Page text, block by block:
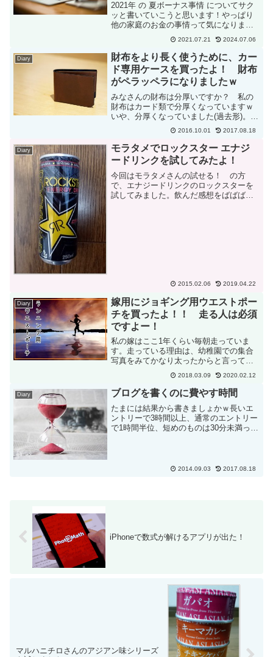
2021年 の 夏ボーナス事情 についてサク
ッと書いていこうと思います！やっぱり
他の家庭のお金の事情って気になります
もんねｗ独り身で大企業に努めていない
人や、中小企業に努めている人とかが特
に気にしているのかなと。。。大企業
や、公務員として努...
2021.07.21 2024.07.06
Diary
財布をより長く使うために、カー
ド専用ケースを買ったよ！ 財布
がペラッペラになりましたｗ
みなさんの財布は分厚いですか？ 私の
財布はカード類で分厚くなっていますｗ
いや、分厚くなっていました(過去形)。札
束で分厚くなっていれば嬉しいのです
が、カードで分厚いのはちょっと悲しか
ったりします。悲しいだけで終わればい
いのですが、無理をした...
2016.10.01 2017.08.18
Diary
モラタメでロックスター エナジ
ードリンクを試してみたよ！
今回はモラタメさんの試せる！ の方
で、エナジードリンクのロックスターを
試してみました。飲んだ感想をばばばー
2015.02.06 2019.04.22
Diary
嫁用にジョギング用ウエストポー
チを買ったよ！！ 走る人は必須
ですよー！
私の嫁はここ1年くらい毎朝走っていま
す。走っている理由は、幼稚園での集合
写真をみてかなり太ったからと言ってい
ましたｗ運動しているところを見たこと
のない私からしたらすぐにやめちゃうん
だろうなと思っていましたが既に半年。
ここまで続けられたのは、...
2018.03.09 2020.02.12
Diary ブログを書くのに費やす時間
たまには結果から書きましょかｗ長いエ
ントリーで3時間以上、通常のエントリー
で1時間半位、短めのものは30分未満って
つもあるんです。常...2014.09.03 2017.08.18
iPhoneで数式が解けるアプリが出た！
マルハニチロさんのアジアン味シリーズ